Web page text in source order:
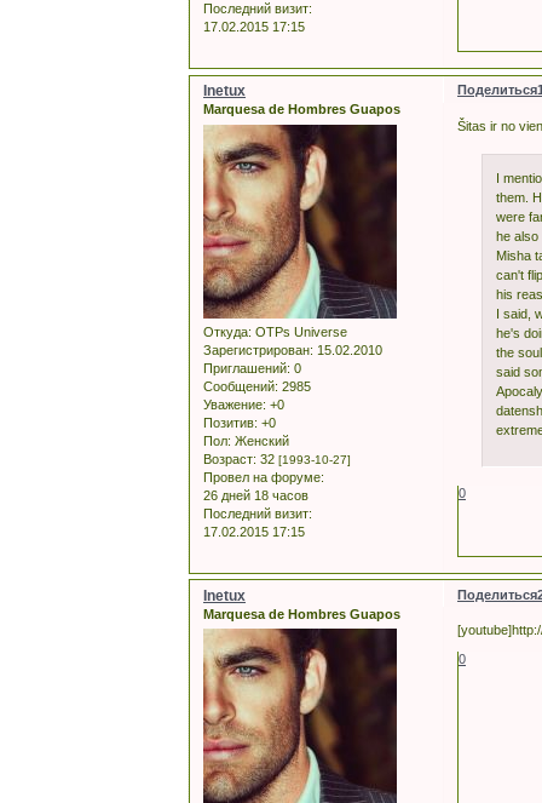
Последний визит:
17.02.2015 17:15
Поделиться
Inetux
Marquesa de Hombres Guapos
Откуда: OTPs Universe
Зарегистрирован: 15.02.2010
Приглашений: 0
Сообщений: 2985
Уважение: +0
Позитив: +0
Пол: Женский
Возраст: 32 [1993-10-27]
Провел на форуме:
26 дней 18 часов
Последний визит:
17.02.2015 17:15
Šitas ir no
I
them.
were
he also
Misha
can't
his
I said,
he's
the
said
0
Поделиться
Inetux
Marquesa de Hombres Guapos
0